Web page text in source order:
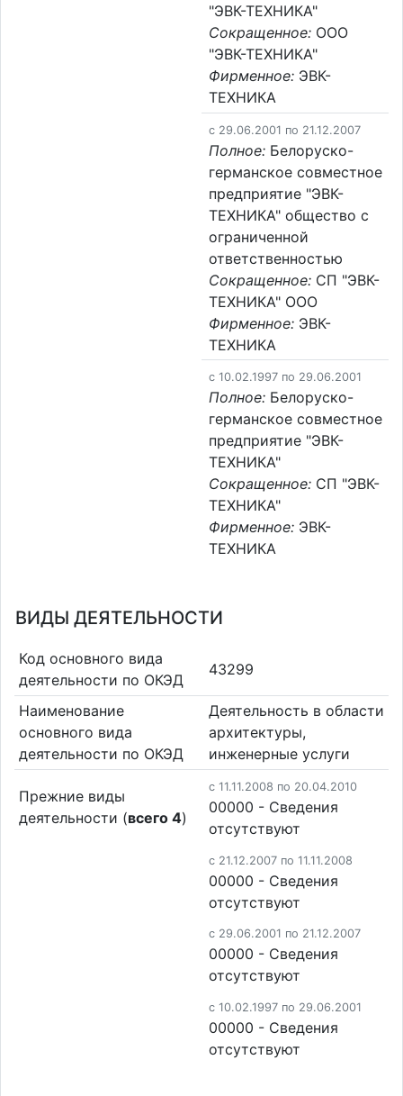
"ЭВК-ТЕХНИКА"
Сокращенное: ООО
"ЭВК-ТЕХНИКА"
Фирменное: ЭВК-
ТЕХНИКА
c 29.06.2001 по 21.12.2007
Полное: Белоруско-
германское совместное
предприятие "ЭВК-
ТЕХНИКА" общество с
ограниченной
ответственностью
Сокращенное: СП "ЭВК-
ТЕХНИКА" ООО
Фирменное: ЭВК-
ТЕХНИКА
c 10.02.1997 по 29.06.2001
Полное: Белоруско-
германское совместное
предприятие "ЭВК-
ТЕХНИКА"
Сокращенное: СП "ЭВК-
ТЕХНИКА"
Фирменное: ЭВК-
ТЕХНИКА
ВИДЫ ДЕЯТЕЛЬНОСТИ
Код основного вида
деятельности по ОКЭД
43299
Наименование
основного вида
деятельности по ОКЭД
Деятельность в области
архитектуры,
инженерные услуги
Прежние виды
деятельности (всего 4)
c 11.11.2008 по 20.04.2010
00000 - Сведения
отсутствуют
c 21.12.2007 по 11.11.2008
00000 - Сведения
отсутствуют
c 29.06.2001 по 21.12.2007
00000 - Cведения
отсутствуют
c 10.02.1997 по 29.06.2001
00000 - Cведения
отсутствуют